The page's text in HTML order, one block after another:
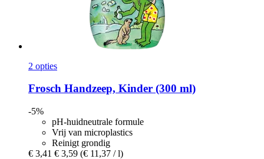
2 opties
Frosch Handzeep, Kinder (300 ml)
-5%
pH-huidneutrale formule
Vrij van microplastics
Reinigt grondig
€ 3,41 € 3,59 (€ 11,37 / l)